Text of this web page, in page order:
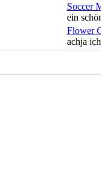
Soccer
ein
Flower
achja